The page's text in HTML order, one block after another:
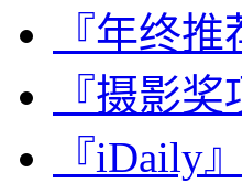
『年终
『摄影
『iDaily